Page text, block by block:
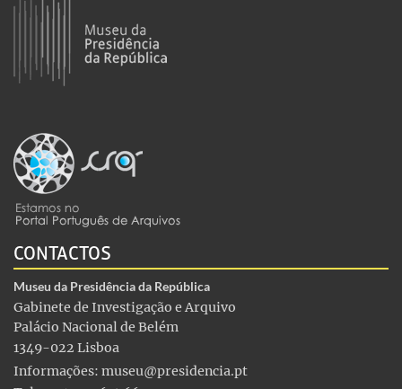
CONTACTOS
Museu da Presidência da República
Gabinete de Investigação e Arquivo
Palácio Nacional de Belém
1349-022 Lisboa
Informações: museu@presidencia.pt